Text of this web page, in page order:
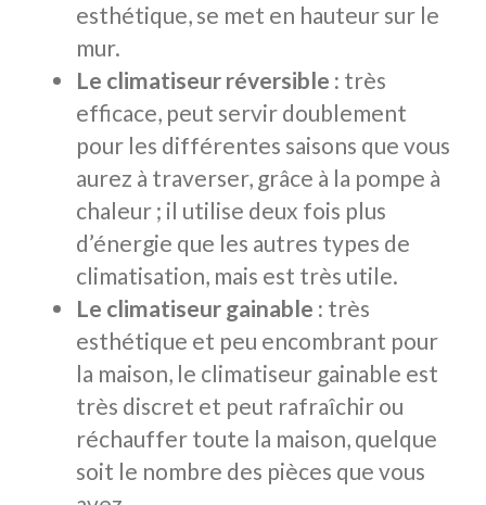
esthétique, se met en hauteur sur le
mur.
Le climatiseur réversible : très
efficace, peut servir doublement
pour les différentes saisons que vous
aurez à traverser, grâce à la pompe à
chaleur ; il utilise deux fois plus
d’énergie que les autres types de
climatisation, mais est très utile.
Le climatiseur gainable : très
esthétique et peu encombrant pour
la maison, le climatiseur gainable est
très discret et peut rafraîchir ou
réchauffer toute la maison, quelque
soit le nombre des pièces que vous